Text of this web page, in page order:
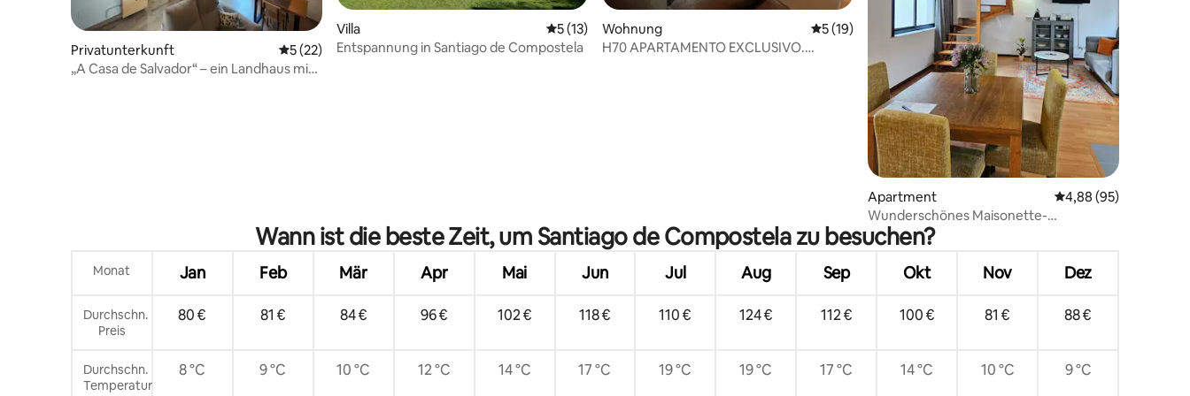
Privatunterkunft Durchschnittliche Bewertung: 5 von 5, 22 Bewertungen
5 (22)
„A Casa de Salvador“ – ein Landhaus mit
Villa Durchschnittliche Bewertung: 5 von 5, 13 Bewertungen
5 (13)
Entspannung in Santiago de Compostela
Wohnung Durchschnittliche Bewertung: 5 von 5, 19 Bewertungen
5 (19)
H70 APARTAMENTO EXCLUSIVO.
Apartment Durchschnittliche
4,88 (95)
Wunderschönes Maisonette-
Appartement in der Stadt Santiago 1...
Wann ist die beste Zeit, um Santiago de Compostela zu besuchen?
Monat Jan Feb Mär Apr Mai Jun Jul Aug Sep Okt Nov Dez
Durchschn.
Preis
80 € 81 € 84 € 96 € 102 € 118 € 110 € 124 € 112 € 100 € 81 € 88 €
Durchschn.
Temperatur
8 °C 9 °C 10 °C 12 °C 14 °C 17 °C 19 °C 19 °C 17 °C 14 °C 10 °C 9 °C